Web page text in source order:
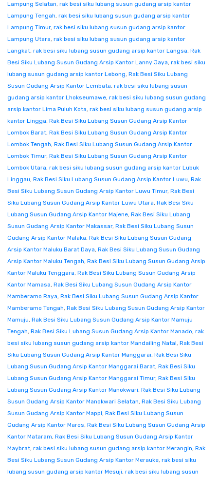
Lampung Selatan, rak besi siku lubang susun gudang arsip kantor
Lampung Tengah, rak besi siku lubang susun gudang arsip kantor
Lampung Timur, rak besi siku lubang susun gudang arsip kantor
Lampung Utara, rak besi siku lubang susun gudang arsip kantor
Langkat, rak besi siku lubang susun gudang arsip kantor Langsa, Rak
Besi Siku Lubang Susun Gudang Arsip Kantor Lanny Jaya, rak besi siku
lubang susun gudang arsip kantor Lebong, Rak Besi Siku Lubang
Susun Gudang Arsip Kantor Lembata, rak besi siku lubang susun
gudang arsip kantor Lhokseumawe, rak besi siku lubang susun gudang
arsip kantor Lima Puluh Kota, rak besi siku lubang susun gudang arsip
kantor Lingga, Rak Besi Siku Lubang Susun Gudang Arsip Kantor
Lombok Barat, Rak Besi Siku Lubang Susun Gudang Arsip Kantor
Lombok Tengah, Rak Besi Siku Lubang Susun Gudang Arsip Kantor
Lombok Timur, Rak Besi Siku Lubang Susun Gudang Arsip Kantor
Lombok Utara, rak besi siku lubang susun gudang arsip kantor Lubuk
Linggau, Rak Besi Siku Lubang Susun Gudang Arsip Kantor Luwu, Rak
Besi Siku Lubang Susun Gudang Arsip Kantor Luwu Timur, Rak Besi
Siku Lubang Susun Gudang Arsip Kantor Luwu Utara, Rak Besi Siku
Lubang Susun Gudang Arsip Kantor Majene, Rak Besi Siku Lubang
Susun Gudang Arsip Kantor Makassar, Rak Besi Siku Lubang Susun
Gudang Arsip Kantor Malaka, Rak Besi Siku Lubang Susun Gudang
Arsip Kantor Maluku Barat Daya, Rak Besi Siku Lubang Susun Gudang
Arsip Kantor Maluku Tengah, Rak Besi Siku Lubang Susun Gudang Arsip
Kantor Maluku Tenggara, Rak Besi Siku Lubang Susun Gudang Arsip
Kantor Mamasa, Rak Besi Siku Lubang Susun Gudang Arsip Kantor
Mamberamo Raya, Rak Besi Siku Lubang Susun Gudang Arsip Kantor
Mamberamo Tengah, Rak Besi Siku Lubang Susun Gudang Arsip Kantor
Mamuju, Rak Besi Siku Lubang Susun Gudang Arsip Kantor Mamuju
Tengah, Rak Besi Siku Lubang Susun Gudang Arsip Kantor Manado, rak
besi siku lubang susun gudang arsip kantor Mandailing Natal, Rak Besi
Siku Lubang Susun Gudang Arsip Kantor Manggarai, Rak Besi Siku
Lubang Susun Gudang Arsip Kantor Manggarai Barat, Rak Besi Siku
Lubang Susun Gudang Arsip Kantor Manggarai Timur, Rak Besi Siku
Lubang Susun Gudang Arsip Kantor Manokwari, Rak Besi Siku Lubang
Susun Gudang Arsip Kantor Manokwari Selatan, Rak Besi Siku Lubang
Susun Gudang Arsip Kantor Mappi, Rak Besi Siku Lubang Susun
Gudang Arsip Kantor Maros, Rak Besi Siku Lubang Susun Gudang Arsip
Kantor Mataram, Rak Besi Siku Lubang Susun Gudang Arsip Kantor
Maybrat, rak besi siku lubang susun gudang arsip kantor Merangin, Rak
Besi Siku Lubang Susun Gudang Arsip Kantor Merauke, rak besi siku
lubang susun gudang arsip kantor Mesuji, rak besi siku lubang susun